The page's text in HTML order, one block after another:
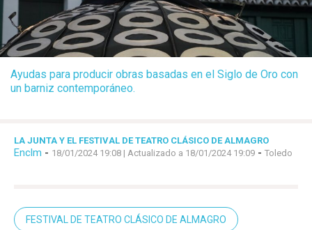
Ayudas para producir obras basadas en el Siglo de Oro con
un barniz contemporáneo.
LA JUNTA Y EL FESTIVAL DE TEATRO CLÁSICO DE ALMAGRO
Enclm - 18/01/2024 19:08 | Actualizado a 18/01/2024 19:09 - Toledo
FESTIVAL DE TEATRO CLÁSICO DE ALMAGRO